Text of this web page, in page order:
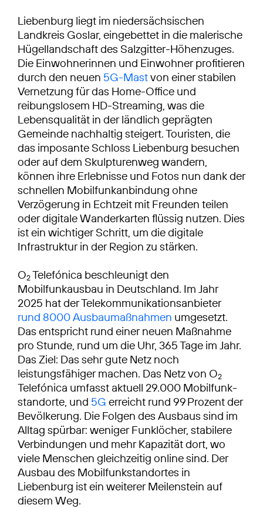
Liebenburg liegt im niedersächsischen
Landkreis Goslar, eingebettet in die malerische
Hügellandschaft des Salzgitter-Höhenzuges.
Die Einwohnerinnen und Einwohner profitieren
durch den neuen 5G-Mastvon einer stabilen
Vernetzung für das Home-Office und
reibungslosem HD-Streaming, was die
Lebensqualität in der ländlich geprägten
Gemeinde nachhaltig steigert. Touristen, die
das imposante Schloss Liebenburg besuchen
oder auf dem Skulpturenweg wandern,
können ihre Erlebnisse und Fotos nun dank der
schnellen Mobilfunkanbindung ohne
Verzögerung in Echtzeit mit Freunden teilen
oder digitale Wanderkarten flüssig nutzen. Dies
ist ein wichtiger Schritt, um die digitale
Infrastruktur in der Region zu stärken.
O2Telefónica beschleunigt den
Mobilfunkausbau in Deutschland. Im Jahr
2025 hat der Telekommunikationsanbieter
rund 8000 Ausbaumaßnahmen umgesetzt.
Das entspricht rund einer neuen Maßnahme
pro Stunde, rund um die Uhr, 365 Tage im Jahr.
Das Ziel: Das sehr gute Netz noch
leistungsfähiger machen. Das Netz von O2
Telefónica umfasst aktuell 29.000 Mobilfunk­
standorte, und 5G erreicht rund 99 Prozent der
Bevölkerung. Die Folgen des Ausbaus sind im
Alltag spürbar: weniger Funklöcher, stabilere
Verbindungen und mehr Kapazität dort, wo
viele Menschen gleichzeitig online sind. Der
Ausbau des Mobilfunkstandortes in
Liebenburg ist ein weiterer Meilenstein auf
diesem Weg.